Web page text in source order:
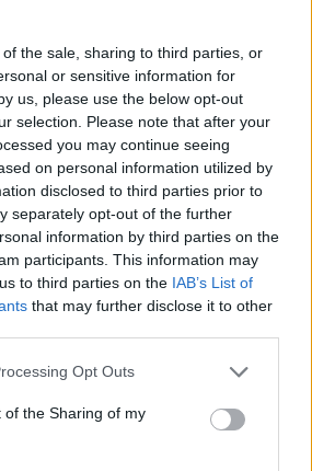
the sale, sharing to third parties, or
or sensitive information for
us, please use the below opt-out
selection. Please note that after your
you may continue seeing
on personal information utilized by
disclosed to third parties prior to
separately opt-out of the further
information by third parties on the
participants. This information may
to third parties on the IAB’s List of
that may further disclose it to other
Opt Outs
of the Sharing of my
Entracque (21)
Envie (20)
Farigliano (49)
Faule (6)
Feisoglio (9)
Fossano (501)
Frabosa Soprana (8)
Frassino (9)
Gaiola (5)